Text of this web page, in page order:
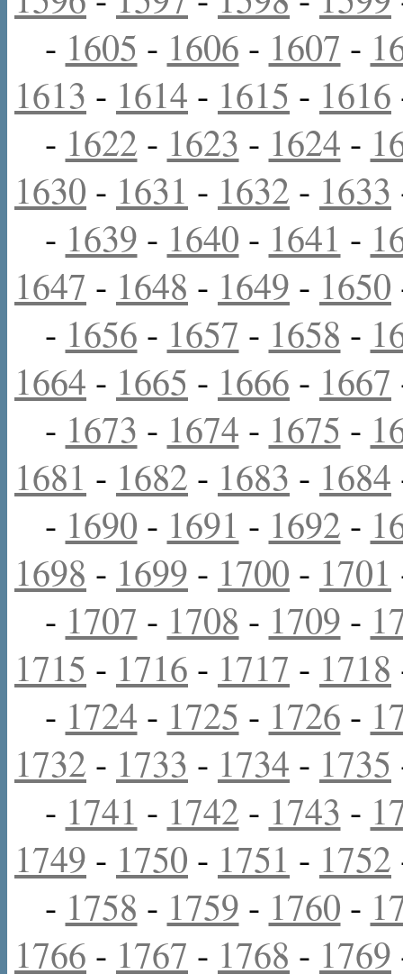
- 1605 - 1606 - 1607 -
1613 - 1614 - 1615 - 1616
- 1622 - 1623 - 1624 -
1630 - 1631 - 1632 - 1633
- 1639 - 1640 - 1641 -
1647 - 1648 - 1649 - 1650
- 1656 - 1657 - 1658 -
1664 - 1665 - 1666 - 1667
- 1673 - 1674 - 1675 -
1681 - 1682 - 1683 - 1684
- 1690 - 1691 - 1692 -
1698 - 1699 - 1700 - 1701
- 1707 - 1708 - 1709 -
1715 - 1716 - 1717 - 1718
- 1724 - 1725 - 1726 -
1732 - 1733 - 1734 - 1735
- 1741 - 1742 - 1743 -
1749 - 1750 - 1751 - 1752
- 1758 - 1759 - 1760 -
1766 - 1767 - 1768 - 1769